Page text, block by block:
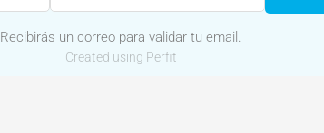
Recibirás un correo para validar tu email.
Created using Perfit